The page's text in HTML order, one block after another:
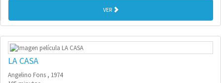
VER
LA CASA
Angelino Fons , 1974